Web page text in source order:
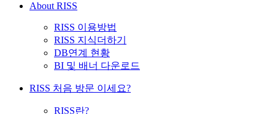
About RISS
RISS 이용방법
RISS 지식더하기
DB연계 현황
BI 및 배너 다운로드
RISS 처음 방문 이세요?
RISS란?